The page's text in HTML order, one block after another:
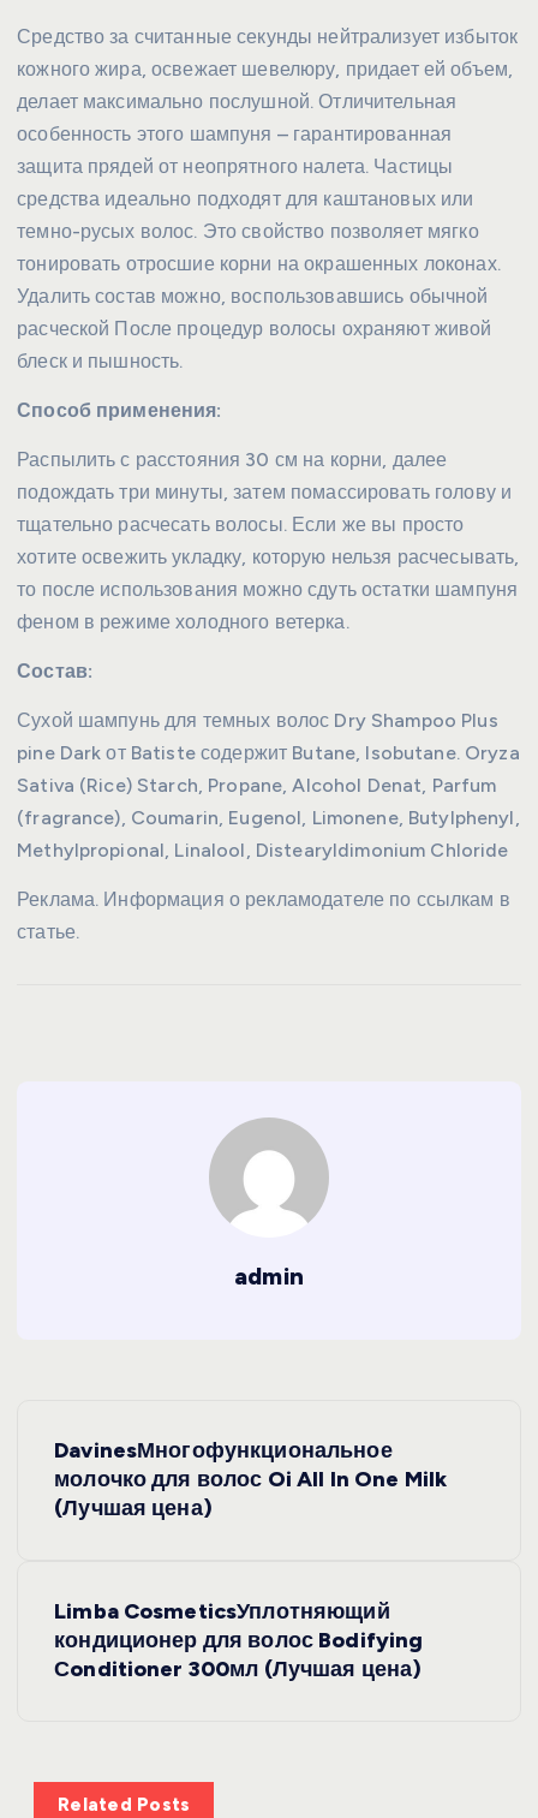
Средство за считанные секунды нейтрализует избыток
кожного жира, освежает шевелюру, придает ей объем,
делает максимально послушной. Отличительная
особенность этого шампуня – гарантированная
защита прядей от неопрятного налета. Частицы
средства идеально подходят для каштановых или
темно-русых волос. Это свойство позволяет мягко
тонировать отросшие корни на окрашенных локонах.
Удалить состав можно, воспользовавшись обычной
расческой После процедур волосы охраняют живой
блеск и пышность.
Способ применения:
Распылить с расстояния 30 см на корни, далее
подождать три минуты, затем помассировать голову и
тщательно расчесать волосы. Если же вы просто
хотите освежить укладку, которую нельзя расчесывать,
то после использования можно сдуть остатки шампуня
феном в режиме холодного ветерка.
Состав:
Сухой шампунь для темных волос Dry Shampoo Plus
pine Dark от Batiste содержит Butane, Isobutane. Oryza
Sativa (Rice) Starch, Propane, Alcohol Denat, Parfum
(fragrance), Coumarin, Eugenol, Limonene, Butylphenyl,
Methylpropional, Linalool, Distearyldimonium Chloride
Реклама. Информация о рекламодателе по ссылкам в
статье.
admin
ц
DavinesМногофункциональное
молочко для волос Oi All In One Milk
(Лучшая цена)
Limba CosmeticsУплотняющий
кондиционер для волос Bodifying
Сonditioner 300мл (Лучшая цена)
Related Posts